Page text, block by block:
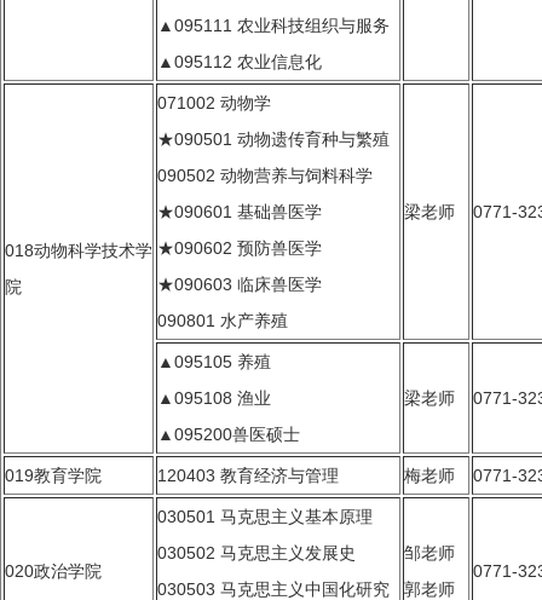
▲095111 农业科技组织与服务
▲095112 农业信息化
018动物科学技术学
院
071002 动物学
★090501 动物遗传育种与繁殖
090502 动物营养与饲料科学
★090601 基础兽医学
★090602 预防兽医学
★090603 临床兽医学
090801 水产养殖
梁老师 0771-
▲095105 养殖
▲095108 渔业
▲095200兽医硕士
梁老师 0771-
019教育学院 120403 教育经济与管理 梅老师 0771-
020政治学院
030501 马克思主义基本原理
030502 马克思主义发展史
030503 马克思主义中国化研究
邹老师
郭老师
0771-